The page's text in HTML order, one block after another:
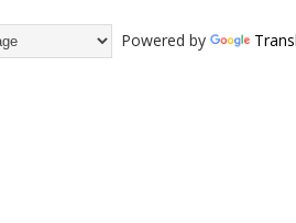
Powered by